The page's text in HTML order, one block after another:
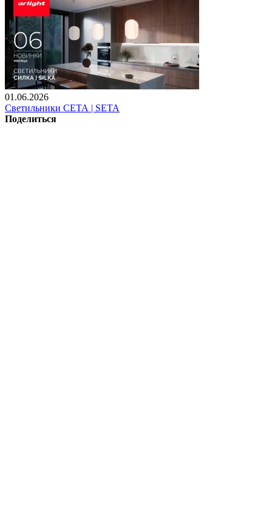
01.06.2026
Светильники СЕТА | SETA
Поделиться